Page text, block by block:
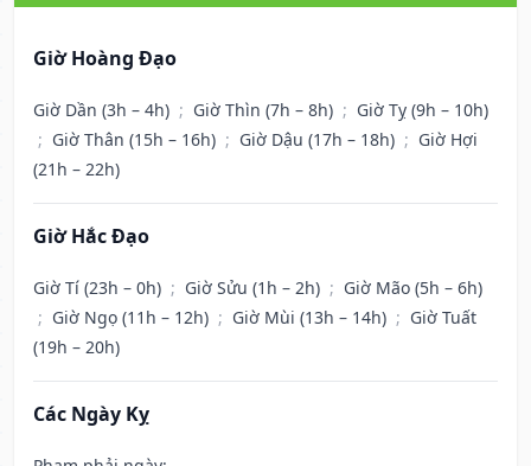
Giờ Hoàng Đạo
Giờ Dần (3h – 4h) ; Giờ Thìn (7h – 8h) ; Giờ Tỵ (9h – 10h)
; Giờ Thân (15h – 16h) ; Giờ Dậu (17h – 18h) ; Giờ Hợi
(21h – 22h)
Giờ Hắc Đạo
Giờ Tí (23h – 0h) ; Giờ Sửu (1h – 2h) ; Giờ Mão (5h – 6h)
; Giờ Ngọ (11h – 12h) ; Giờ Mùi (13h – 14h) ; Giờ Tuất
(19h – 20h)
Các Ngày Kỵ